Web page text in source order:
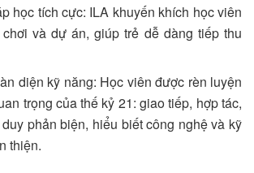
học tích cực: ILA khuyến khích học viên
và dự án, giúp trẻ dễ dàng tiếp thu
diện kỹ năng: Học viên được rèn luyện
trọng của thế kỷ 21: giao tiếp, hợp tác,
phản biện, hiểu biết công nghệ và kỹ
thiện.